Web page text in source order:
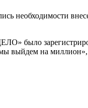
необходимости
было
выйдем на